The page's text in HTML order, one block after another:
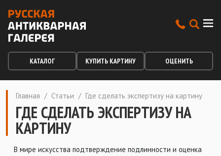
КАТАЛОГ КУПИТЬ КАРТИНУ ОЦЕНИТЬ
Главная / Статьи / Где сделать экспертизу на картину
ГДЕ СДЕЛАТЬ ЭКСПЕРТИЗУ НА
КАРТИНУ
В мире искусства подтверждение подлинности и оценка